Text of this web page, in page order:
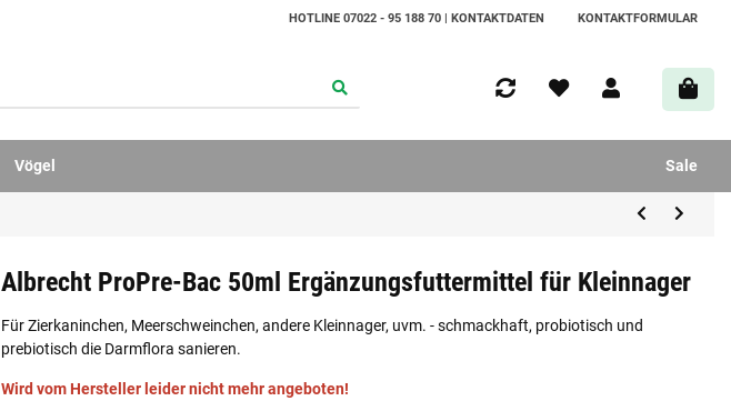
HOTLINE 07022 - 95 188 70 | KONTAKTDATEN KONTAKTFORMULAR
Vögel Sale
Albrecht ProPre-Bac 50ml Ergänzungsfuttermittel für Kleinnager
Für Zierkaninchen, Meerschweinchen, andere Kleinnager, uvm. - schmackhaft, probiotisch und
prebiotisch die Darmflora sanieren.
Wird vom Hersteller leider nicht mehr angeboten!